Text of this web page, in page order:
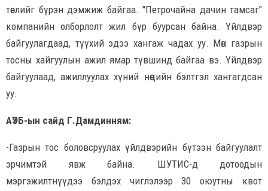
төслийг бүрэн дэмжиж байгаа. "Петрочайна дачин тамсаг"
компанийн олборлолт жил бүр буурсан байна. Үйлдвэр
байгуулагдаад, түүхий эдээ хангаж чадах уу. Мөн газрын
тосны хайгуулын ажил ямар түвшинд байгаа вэ. Үйлдвэр
байгуулаад, ажиллуулах хүний нөөцийн бэлтгэл хангагдсан
уу.
АҮЭБ-ын сайд Г.Дамдинням:
-Газрын тос боловсруулах үйлдвэрийн бүтээн байгуулалт
эрчимтэй явж байна. ШУТИС-д дотоодын
мэргэжилтнүүдээ бэлдэх чиглэлээр 30 оюутны квот